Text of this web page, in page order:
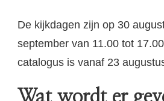
De kijkdagen zijn op 30
september van 11.00 tot
catalogus is vanaf 23
Wat wordt er